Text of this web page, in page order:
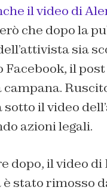
il video di
che dopo la
sia
Facebook, il
campana.
il video
azioni legali.
dopo, il video di
è stato rimosso